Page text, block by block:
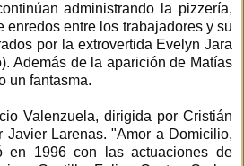
administrando la pizzería,
enredos entre los trabajadores y su
por la extrovertida Evelyn Jara
Además de la aparición de Matías
un fantasma.
Valenzuela, dirigida por Cristián
Javier Larenas. "Amor a Domicilio,
en 1996 con las actuaciones de